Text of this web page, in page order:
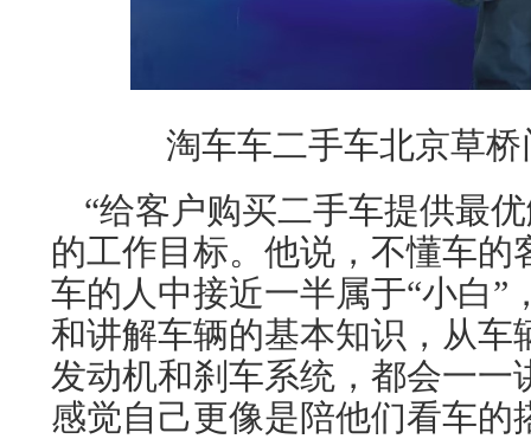
淘车车二手车北京草
“给客户购买二手车提供最
的工作目标。他说，不懂车的
车的人中接近一半属于“小白”
和讲解车辆的基本知识，从车
发动机和刹车系统，都会一一
感觉自己更像是陪他们看车的